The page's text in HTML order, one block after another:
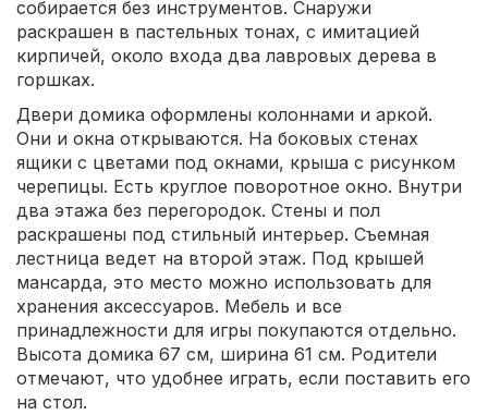
собирается без инструментов. Снаружи
раскрашен в пастельных тонах, с имитацией
кирпичей, около входа два лавровых дерева в
горшках.
Двери домика оформлены колоннами и аркой.
Они и окна открываются. На боковых стенах
ящики с цветами под окнами, крыша с рисунком
черепицы. Есть круглое поворотное окно. Внутри
два этажа без перегородок. Стены и пол
раскрашены под стильный интерьер. Съемная
лестница ведет на второй этаж. Под крышей
мансарда, это место можно использовать для
хранения аксессуаров. Мебель и все
принадлежности для игры покупаются отдельно.
Высота домика 67 см, ширина 61 см. Родители
отмечают, что удобнее играть, если поставить его
на стол.